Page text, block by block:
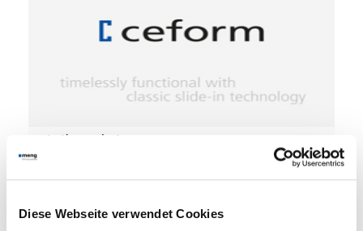
Diese Webseite verwendet Cookies
> to the products